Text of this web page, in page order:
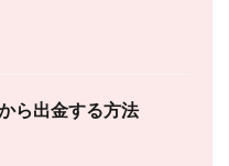
ら出金する方法